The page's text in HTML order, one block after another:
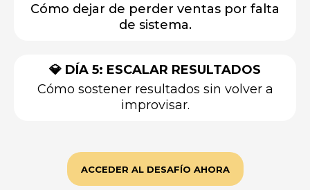
Cómo dejar de perder ventas por falta
de sistema.
💎 DÍA 5: ESCALAR RESULTADOS
Cómo sostener resultados sin volver a
improvisar.
ACCEDER AL DESAFÍO AHORA